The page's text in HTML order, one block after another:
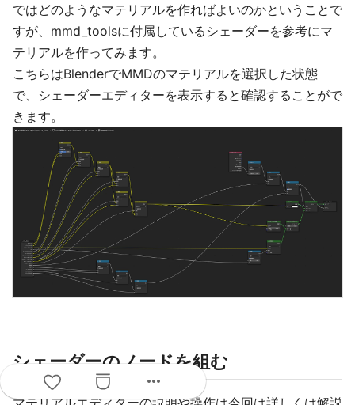
ではどのようなマテリアルを作ればよいのかということで
すが、mmd_toolsに付属しているシェーダーを参考にマ
テリアルを作ってみます。
こちらはBlenderでMMDのマテリアルを選択した状態
で、シェーダーエディターを表示すると確認することがで
きます。
シェーダーのノードを組む
more_horiz